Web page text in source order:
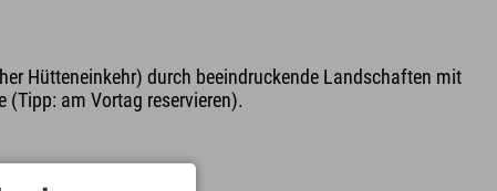
Hütteneinkehr) durch beeindruckende Landschaften mit
am Vortag reservieren).